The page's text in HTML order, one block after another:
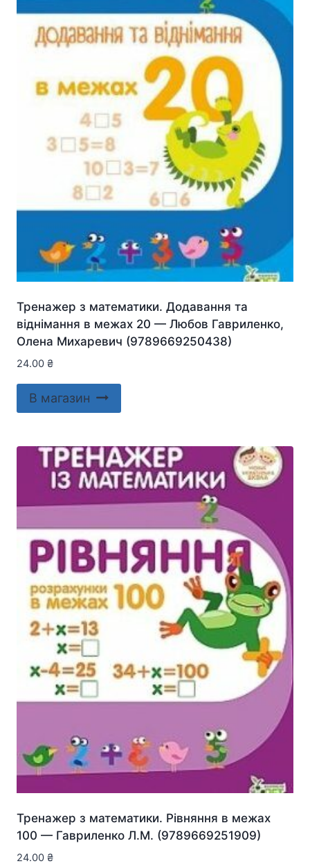
Тренажер з математики. Додавання та
віднімання в межах 20 — Любов Гавриленко,
Олена Михаревич (9789669250438)
24.00 ₴
В магазин
Тренажер з математики. Рівняння в межах
100 — Гавриленко Л.М. (9789669251909)
24.00 ₴